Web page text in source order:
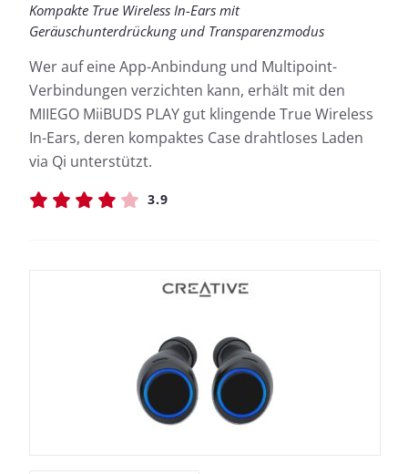
Kompakte True Wireless In-Ears mit
Geräuschunterdrückung und Transparenzmodus
Wer auf eine App-Anbindung und Multipoint-
Verbindungen verzichten kann, erhält mit den
MIIEGO MiiBUDS PLAY gut klingende True Wireless
In-Ears, deren kompaktes Case drahtloses Laden
via Qi unterstützt.
3.9